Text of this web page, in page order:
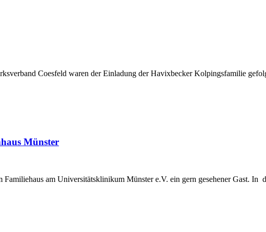
Coesfeld waren der Einladung der Havixbecker Kolpingsfamilie
Münster
am Universitätsklinikum Münster e.V. ein gern gesehener Gast. In